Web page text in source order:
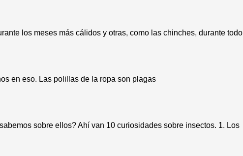
los meses más cálidos y otras, como las chinches, durante todo
en eso. Las polillas de la ropa son plagas
sobre ellos? Ahí van 10 curiosidades sobre insectos. 1. Los